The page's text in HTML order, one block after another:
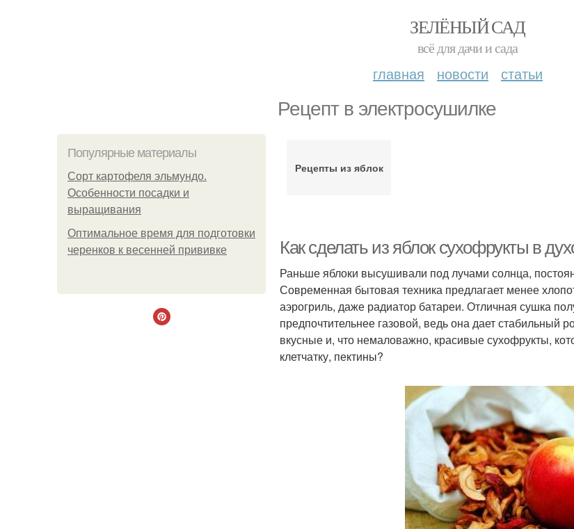
ЗЕЛЁНЫЙ САД
всё для дачи и сада
главная новости статьи
Рецепт в электросушилке
Популярные материалы
Сорт картофеля эльмундо.
Особенности посадки и
выращивания
Оптимальное время для подготовки
черенков к весенней прививке
Рецепты из яблок
Как сделать из яблок сухофрукты в
Раньше яблоки высушивали под лучами солнца,
Современная бытовая техника предлагает менее
аэрогриль, даже радиатор батареи. Отличная сушка
предпочтительнее газовой, ведь она дает стабильный
вкусные и, что немаловажно, красивые сухофрукты,
клетчатку, пектины?